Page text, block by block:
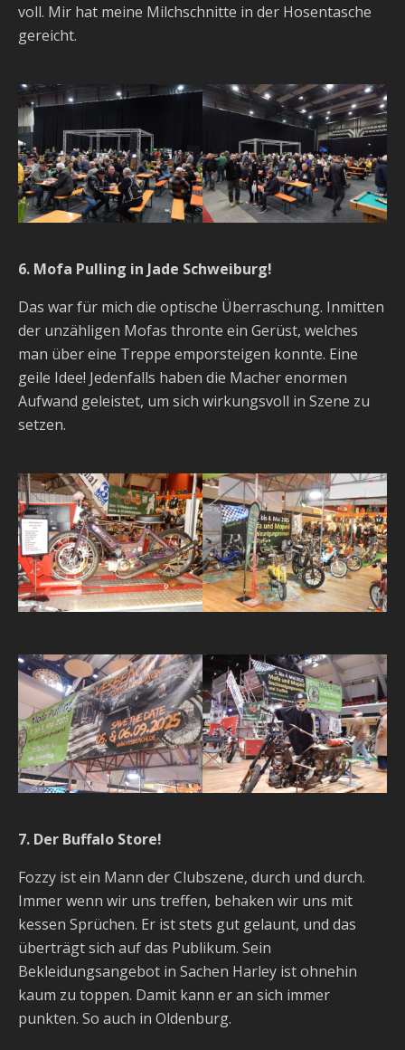
voll. Mir hat meine Milchschnitte in der Hosentasche
gereicht.
6. Mofa Pulling in Jade Schweiburg!
Das war für mich die optische Überraschung. Inmitten
der unzähligen Mofas thronte ein Gerüst, welches
man über eine Treppe emporsteigen konnte. Eine
geile Idee! Jedenfalls haben die Macher enormen
Aufwand geleistet, um sich wirkungsvoll in Szene zu
setzen.
7. Der Buffalo Store!
Fozzy ist ein Mann der Clubszene, durch und durch.
Immer wenn wir uns treffen, behaken wir uns mit
kessen Sprüchen. Er ist stets gut gelaunt, und das
überträgt sich auf das Publikum. Sein
Bekleidungsangebot in Sachen Harley ist ohnehin
kaum zu toppen. Damit kann er an sich immer
punkten. So auch in Oldenburg.